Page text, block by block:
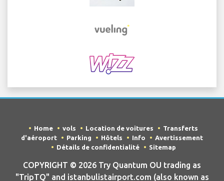
Home vols Location de voitures
Transferts
d'aéroport
Parking Hôtels Info
Avertissement
Détails de confidentialité
Sitemap
COPYRIGHT © 2026 Try Quantum OU trading as
"TripTQ" and istanbulistairport.com (also known as